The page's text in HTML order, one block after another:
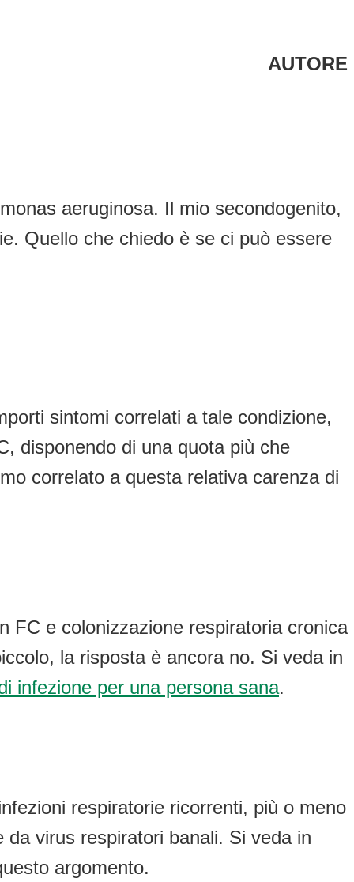
AUTORE
aeruginosa. Il mio secondogenito,
Quello che chiedo è se ci può essere
sintomi correlati a tale condizione,
disponendo di una quota più che
correlato a questa relativa carenza di
FC e colonizzazione respiratoria cronica
la risposta è ancora no. Si veda in
infezione per una persona sana.
respiratorie ricorrenti, più o meno
virus respiratori banali. Si veda in
argomento.